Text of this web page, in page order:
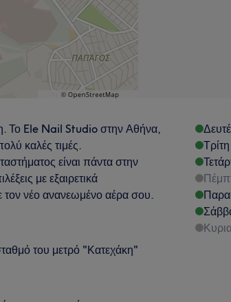
Το Ele Nail Studio στην Αθήνα,
καλές τιμές.
είναι πάντα στην
με εξαιρετικά
τον νέο ανανεωμένο αέρα σου.
του μετρό "Κατεχάκη"
Τρίτη